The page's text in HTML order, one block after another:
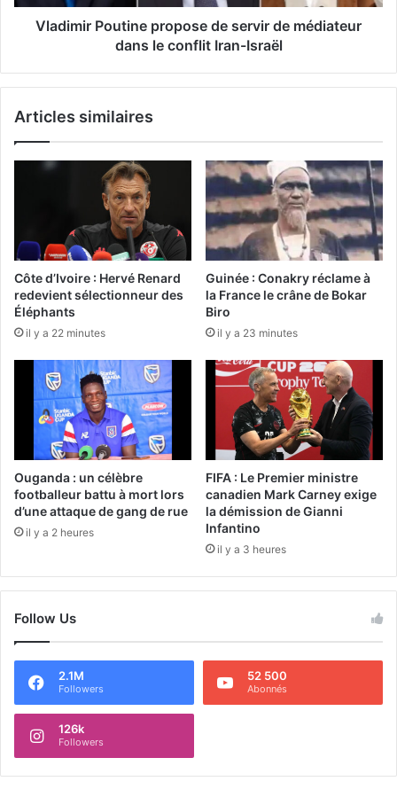
Vladimir Poutine propose de servir de médiateur
dans le conflit Iran-Israël
Articles similaires
Côte d’Ivoire : Hervé Renard
redevient sélectionneur des
Éléphants
il y a 22 minutes
Guinée : Conakry réclame à
la France le crâne de Bokar
Biro
il y a 23 minutes
Ouganda : un célèbre
footballeur battu à mort lors
d’une attaque de gang de rue
il y a 2 heures
FIFA : Le Premier ministre
canadien Mark Carney exige
la démission de Gianni
Infantino
il y a 3 heures
Follow Us
2.1M
Followers
52 500
Abonnés
126k
Followers